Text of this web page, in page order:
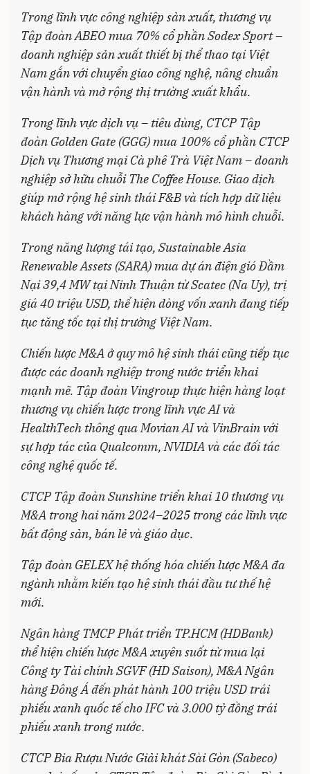
Trong lĩnh vực công nghiệp sản xuất, thương vụ
Tập đoàn ABEO mua 70% cổ phần Sodex Sport –
doanh nghiệp sản xuất thiết bị thể thao tại Việt
Nam gắn với chuyển giao công nghệ, nâng chuẩn
vận hành và mở rộng thị trường xuất khẩu.
Trong lĩnh vực dịch vụ – tiêu dùng, CTCP Tập
đoàn Golden Gate (GGG) mua 100% cổ phần CTCP
Dịch vụ Thương mại Cà phê Trà Việt Nam – doanh
nghiệp sở hữu chuỗi The Coffee House. Giao dịch
giúp mở rộng hệ sinh thái F&B và tích hợp dữ liệu
khách hàng với năng lực vận hành mô hình chuỗi.
Trong năng lượng tái tạo, Sustainable Asia
Renewable Assets (SARA) mua dự án điện gió Đầm
Nại 39,4 MW tại Ninh Thuận từ Scatec (Na Uy), trị
giá 40 triệu USD, thể hiện dòng vốn xanh đang tiếp
tục tăng tốc tại thị trường Việt Nam.
Chiến lược M&A ở quy mô hệ sinh thái cũng tiếp tục
được các doanh nghiệp trong nước triển khai
mạnh mẽ. Tập đoàn Vingroup thực hiện hàng loạt
thương vụ chiến lược trong lĩnh vực AI và
HealthTech thông qua Movian AI và VinBrain với
sự hợp tác của Qualcomm, NVIDIA và các đối tác
công nghệ quốc tế.
CTCP Tập đoàn Sunshine triển khai 10 thương vụ
M&A trong hai năm 2024–2025 trong các lĩnh vực
bất động sản, bán lẻ và giáo dục.
Tập đoàn GELEX hệ thống hóa chiến lược M&A đa
ngành nhằm kiến tạo hệ sinh thái đầu tư thế hệ
mới.
Ngân hàng TMCP Phát triển TP.HCM (HDBank)
thể hiện chiến lược M&A xuyên suốt từ mua lại
Công ty Tài chính SGVF (HD Saison), M&A Ngân
hàng Đông Á đến phát hành 100 triệu USD trái
phiếu xanh quốc tế cho IFC và 3.000 tỷ đồng trái
phiếu xanh trong nước.
CTCP Bia Rượu Nước Giải khát Sài Gòn (Sabeco)